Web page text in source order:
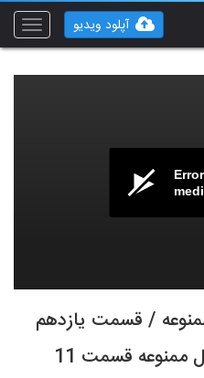
Toggle
آپلود ویدیو
رايگان قسمت 11 ممنوعه / قسمت يازدهم
ممنوعه کامل / دانلود سريال ممنوعه قسمت 11